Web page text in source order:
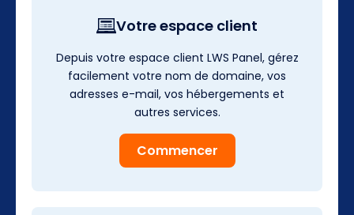
Votre espace client
Depuis votre espace client LWS Panel, gérez
facilement votre nom de domaine, vos
adresses e-mail, vos hébergements et
autres services.
Commencer